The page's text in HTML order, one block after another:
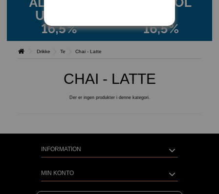
Drikke Te Chai - Latte
CHAI - LATTE
Der er ingen produkter i denne kategori.
INFORMATION
MIN KONTO